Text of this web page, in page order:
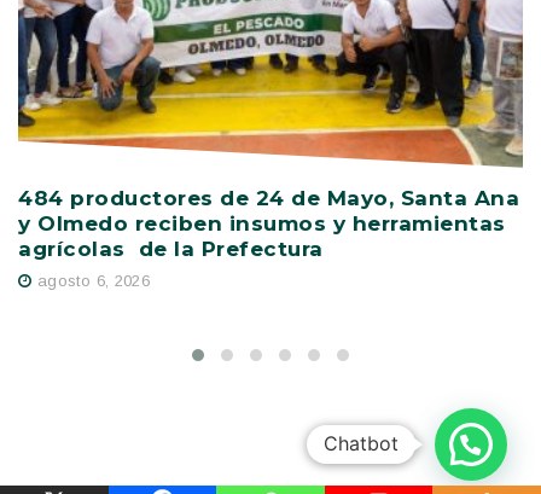
484 productores de 24 de Mayo, Santa Ana
y Olmedo reciben insumos y herramientas
agrícolas de la Prefectura
agosto 6, 2026
Chatbot